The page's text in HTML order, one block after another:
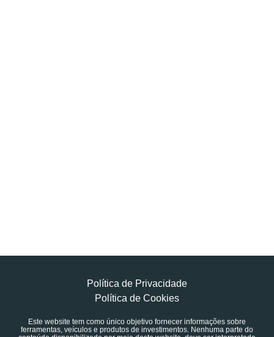
Política de Privacidade
Política de Cookies
Este website tem como único objetivo fornecer informações sobre
ferramentas, veículos e produtos de investimentos. Nenhuma parte do